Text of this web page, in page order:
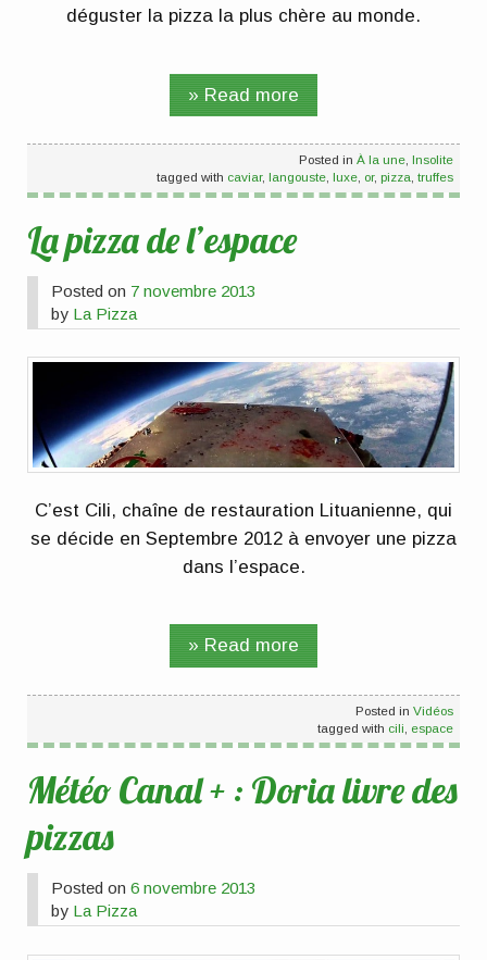
déguster la pizza la plus chère au monde.
» Read more
Posted in À la une, Insolite
tagged with caviar, langouste, luxe, or, pizza truffes
La pizza de l’espace
Posted on 7 novembre 2013
by La Pizza
C’est Cili, chaîne de restauration Lituanienne, qui
se décide en Septembre 2012 à envoyer une pizza
dans l’espace.
» Read more
Posted in Vidéos
tagged with cili espace
Météo Canal + : Doria livre des
pizzas
Posted on6 novembre 2013
by La Pizza